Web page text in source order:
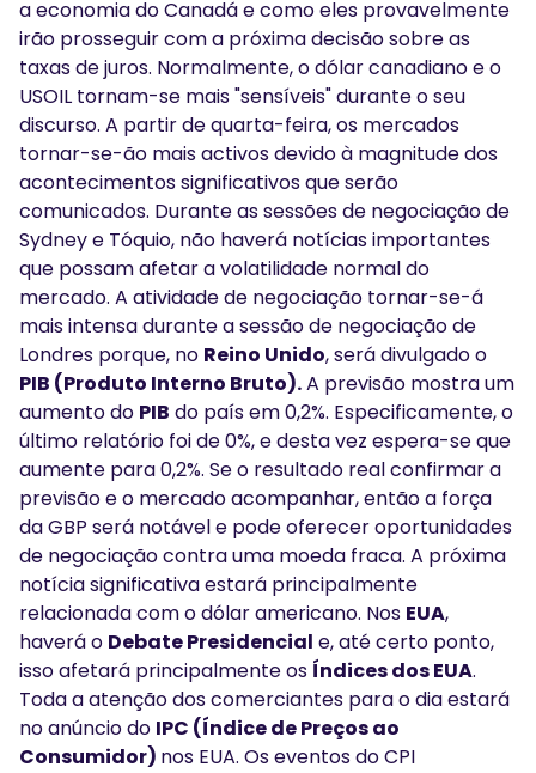
a economia do Canadá e como eles provavelmente
irão prosseguir com a próxima decisão sobre as
taxas de juros. Normalmente, o dólar canadiano e o
USOIL tornam-se mais "sensíveis" durante o seu
discurso. A partir de quarta-feira, os mercados
tornar-se-ão mais activos devido à magnitude dos
acontecimentos significativos que serão
comunicados. Durante as sessões de negociação de
Sydney e Tóquio, não haverá notícias importantes
que possam afetar a volatilidade normal do
mercado. A atividade de negociação tornar-se-á
mais intensa durante a sessão de negociação de
Londres porque, no Reino Unido, será divulgado o
PIB (Produto Interno Bruto).A previsão mostra um
aumento do PIB do país em 0,2%. Especificamente, o
último relatório foi de 0%, e desta vez espera-se que
aumente para 0,2%. Se o resultado real confirmar a
previsão e o mercado acompanhar, então a força
da GBP será notável e pode oferecer oportunidades
de negociação contra uma moeda fraca. A próxima
notícia significativa estará principalmente
relacionada com o dólar americano. Nos EUA,
haverá o Debate Presidencial e, até certo ponto,
isso afetará principalmente os Índices dos EUA.
Toda a atenção dos comerciantes para o dia estará
no anúncio do IPC (Índice de Preços ao
Consumidor) nos EUA. Os eventos do CPI